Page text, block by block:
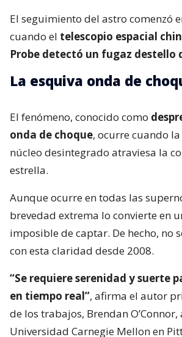
El seguimiento del astro comenzó
cuando el telescopio espacial
Probe detectó un fugaz destello
La esquiva onda de
El fenómeno, conocido como
onda de choque, ocurre cuando
núcleo desintegrado atraviesa la
estrella.
Aunque ocurre en todas las
brevedad extrema lo convierte en
imposible de captar. De hecho, no
con esta claridad desde 2008.
“Se requiere serenidad y suerte
en tiempo real”, afirma el autor
de los trabajos, Brendan
Universidad Carnegie Mellon en